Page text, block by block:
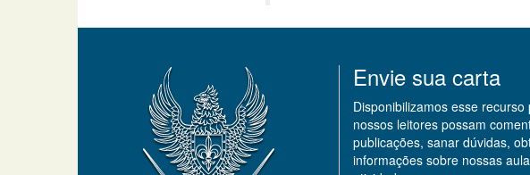
Envie sua carta
Disponibilizamos esse recurso
nossos leitores possam
publicações, sanar dúvidas,
informações sobre nossas